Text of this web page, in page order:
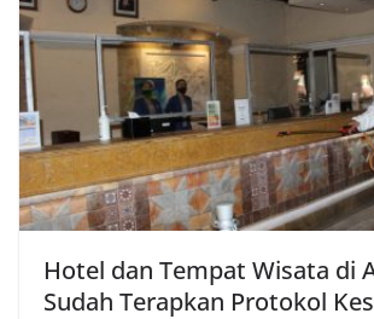
Hotel dan Tempat Wisata di
Sudah Terapkan Protokol